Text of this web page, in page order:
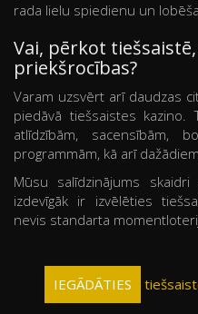
rada lielu spiedienu un
Vai, pērkot
priekšrocības?
Varam uzsvērt arī daudzas
piedāvā tiešsaistes kazino.
atlīdzībām, sacensībām,
programmām, kā arī
Mūsu salīdzinājums
izdevīgāk ir izvēlēties
nevis standarta
IEGĀDĀTIES